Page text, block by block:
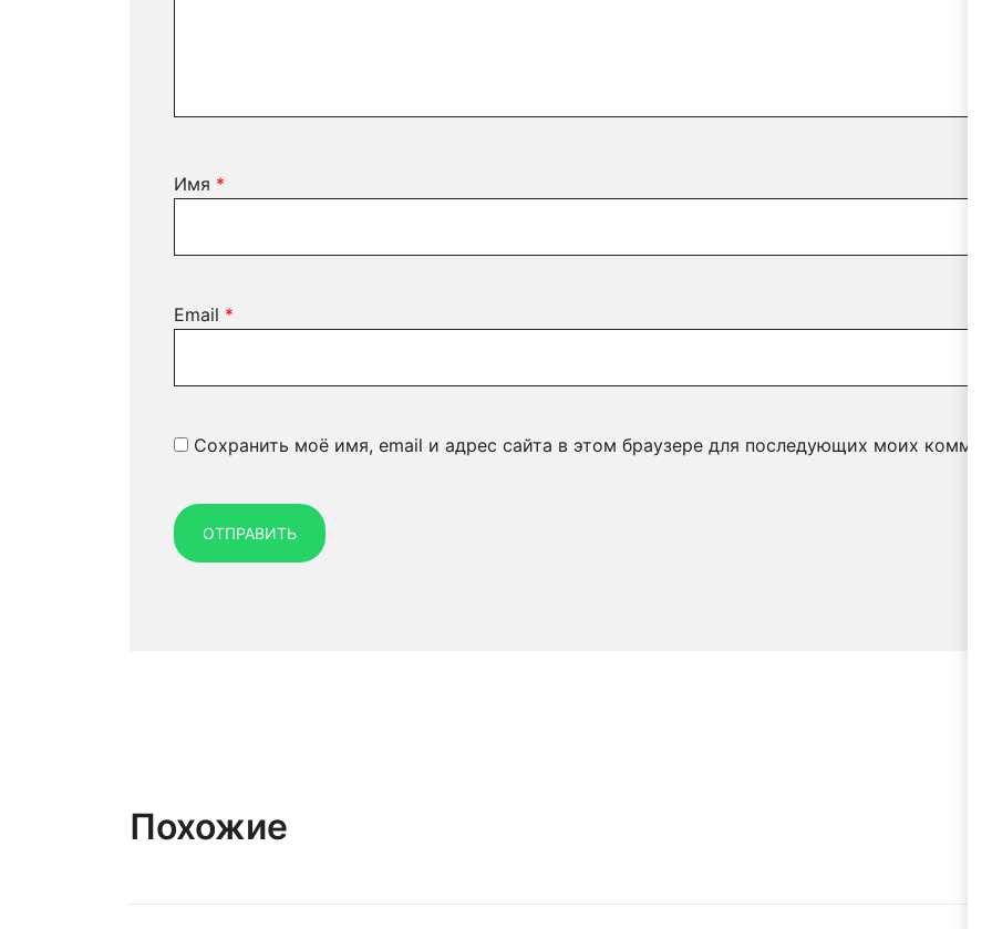
Имя *
Email *
Сохранить моё имя, email и адрес сайта в этом браузере для последующих моих
Похожие